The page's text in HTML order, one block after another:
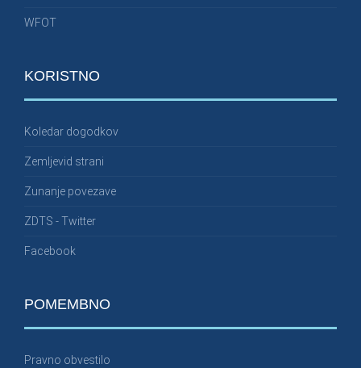
WFOT
KORISTNO
Koledar dogodkov
Zemljevid strani
Zunanje povezave
ZDTS - Twitter
Facebook
POMEMBNO
Pravno obvestilo